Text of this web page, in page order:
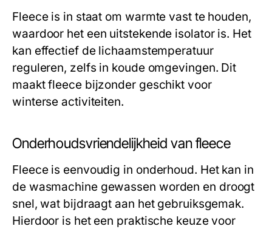
Fleece is in staat om warmte vast te houden,
waardoor het een uitstekende isolator is. Het
kan effectief de lichaamstemperatuur
reguleren, zelfs in koude omgevingen. Dit
maakt fleece bijzonder geschikt voor
winterse activiteiten.
Onderhoudsvriendelijkheid van fleece
Fleece is eenvoudig in onderhoud. Het kan in
de wasmachine gewassen worden en droogt
snel, wat bijdraagt aan het gebruiksgemak.
Hierdoor is het een praktische keuze voor